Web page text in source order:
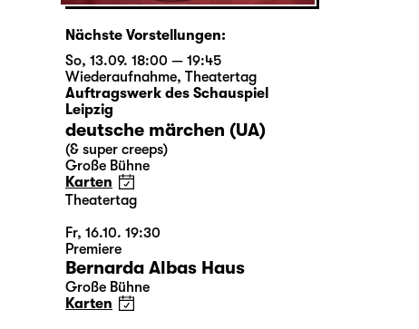
Nächste Vorstellungen:
So, 13.09. 18:00 — 19:45
Wiederaufnahme, Theatertag
Auftragswerk des Schauspiel
Leipzig
deutsche märchen (UA)
(& super creeps)
Große Bühne
Karten
Theatertag
Fr, 16.10. 19:30
Premiere
Bernarda Albas Haus
Große Bühne
Karten